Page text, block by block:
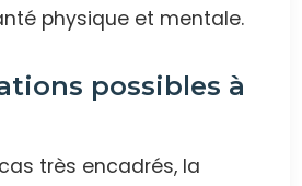
physique et mentale.
possibles à
très encadrés, la